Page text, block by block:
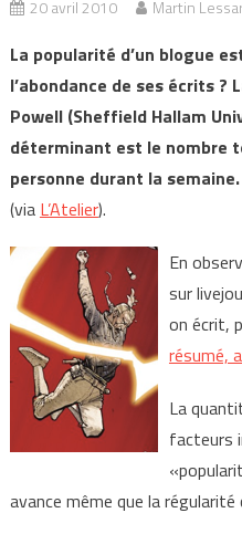
20 avril 2010 Martin
La popularité d’un blogue
l’abondance de ses écrits ?
Powell (Sheffield Hallam
déterminant est le nombre
personne durant la
(via L’Atelier).
En
sur
on écrit,
résumé,
La
facteurs
avance même que la